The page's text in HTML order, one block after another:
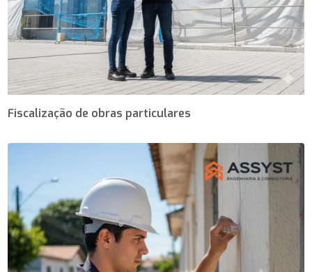
Fiscalização de obras particulares